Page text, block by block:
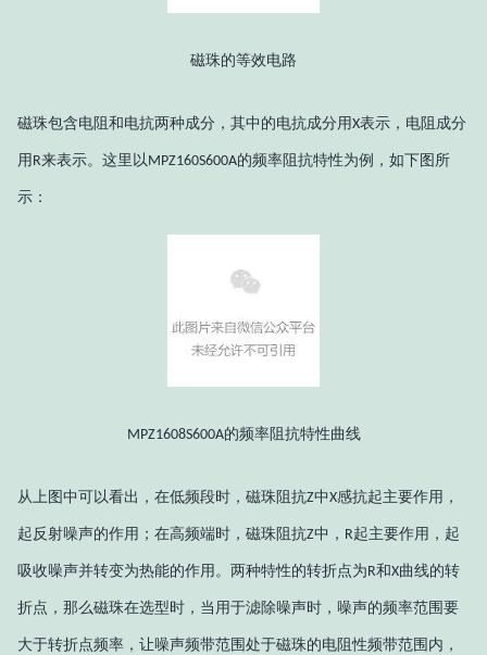
磁珠的等效电路
磁珠包含电阻和电抗两种成分，其中的电抗成分用X表示，电阻成分
用 R来表示。这里以MPZ160S600A的频率阻抗特性为例，如下图所
示：
MPZ1608S600A的频率阻抗特性曲线
从上图中可以看出，在低频段时，磁珠阻抗Z中X感抗起主要作用，
起反射噪声的作用；在高频端时，磁珠阻抗Z中， R起主要作用，起
吸收噪声并转变为热能的作用。两种特性的转折点为R和X曲线的转
折点，那么磁珠在选型时，当用于滤除噪声时，噪声的频率范围要
大于转折点频率，让噪声频带范围处于磁珠的电阻性频带范围内，